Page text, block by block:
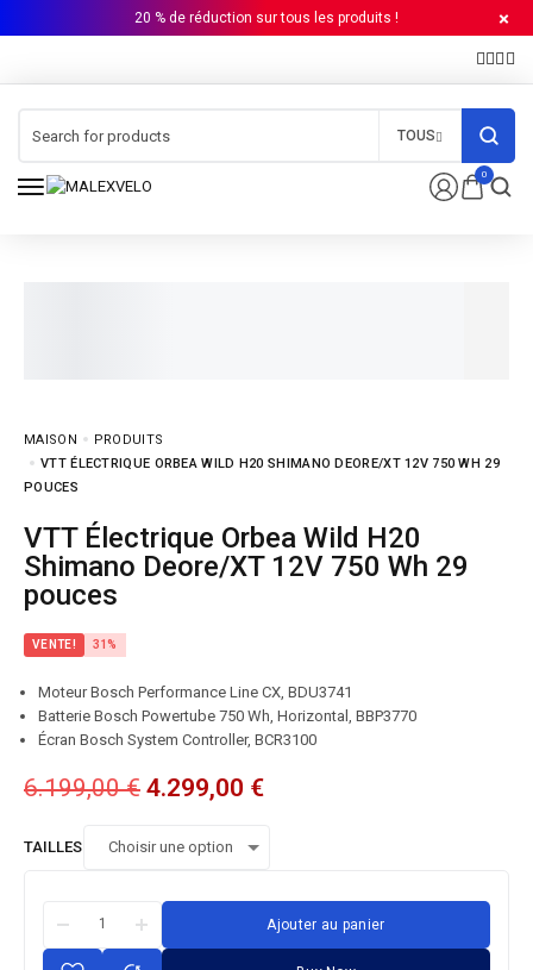
20 % de réduction sur tous les produits !
0
TOUS
MAISON
PRODUITS
VTT ÉLECTRIQUE ORBEA WILD H20 SHIMANO DEORE/XT 12V 750 WH 29
POUCES
VTT Électrique Orbea Wild H20
Shimano Deore/XT 12V 750 Wh 29
pouces
VENTE! 31%
Moteur Bosch Performance Line CX, BDU3741
Batterie Bosch Powertube 750 Wh, Horizontal, BBP3770
Écran Bosch System Controller, BCR3100
6.199,00€ 4.299,00 €
TAILLES
Ajouter au panier